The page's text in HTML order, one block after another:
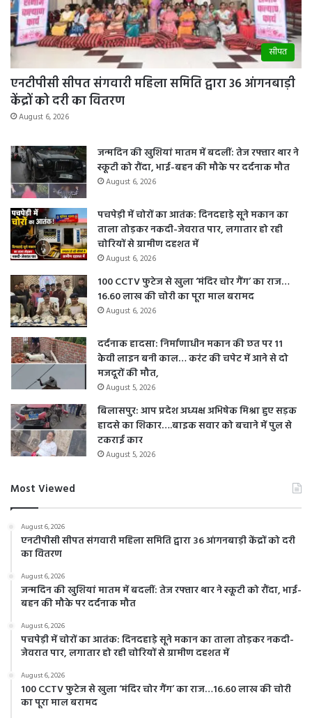
सीपत
एनटीपीसी सीपत संगवारी महिला समिति द्वारा 36 आंगनबाड़ी
केंद्रों को दरी का वितरण
August 6, 2026
जन्मदिन की खुशियां मातम में बदलीं: तेज रफ्तार थार ने
स्कूटी को रौंदा, भाई-बहन की मौके पर दर्दनाक मौत
August 6, 2026
पचपेड़ी में चोरों का आतंक: दिनदहाड़े सूने मकान का
ताला तोड़कर नकदी-जेवरात पार, लगातार हो रही
चोरियों से ग्रामीण दहशत में
August 6, 2026
100 CCTV फुटेज से खुला ‘मंदिर चोर गैंग’ का राज…
16.60 लाख की चोरी का पूरा माल बरामद
August 6, 2026
दर्दनाक हादसा: निर्माणाधीन मकान की छत पर 11
केवी लाइन बनी काल… करंट की चपेट में आने से दो
मजदूरों की मौत,
August 5, 2026
बिलासपुर: आप प्रदेश अध्यक्ष अभिषेक मिश्रा हुए सड़क
हादसे का शिकार….बाइक सवार को बचाने में पुल से
टकराई कार
August 5, 2026
Most Viewed
August 6, 2026
एनटीपीसी सीपत संगवारी महिला समिति द्वारा 36 आंगनबाड़ी केंद्रों को दरी
का वितरण
August 6, 2026
जन्मदिन की खुशियां मातम में बदलीं: तेज रफ्तार थार ने स्कूटी को रौंदा, भाई-
बहन की मौके पर दर्दनाक मौत
August 6, 2026
पचपेड़ी में चोरों का आतंक: दिनदहाड़े सूने मकान का ताला तोड़कर नकदी-
जेवरात पार, लगातार हो रही चोरियों से ग्रामीण दहशत में
August 6, 2026
100 CCTV फुटेज से खुला ‘मंदिर चोर गैंग’ का राज…16.60 लाख की चोरी
का पूरा माल बरामद